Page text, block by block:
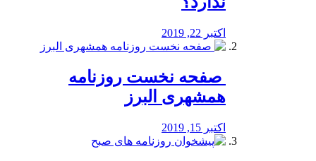
اکتبر 22, 2019
️ صفحه نخست روزنامه‌
همشهری البرز
اکتبر 15, 2019